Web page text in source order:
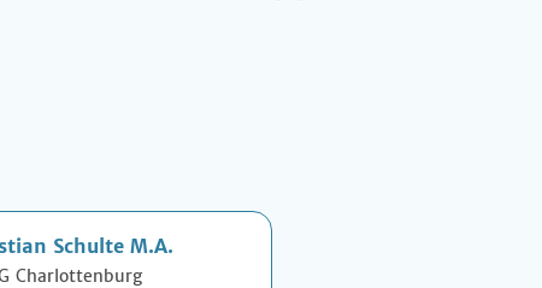
Schulte M.A.
Charlottenburg